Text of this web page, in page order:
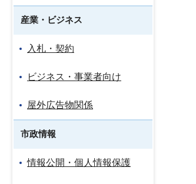
産業・ビジネス
入札・契約
ビジネス・事業者向け
屋外広告物関係
市政情報
情報公開・個人情報保護